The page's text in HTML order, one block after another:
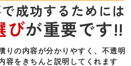
成功するためには
びが重要です!!
りの内容が分かりやすく、不透明
容をきちんと説明してくれます